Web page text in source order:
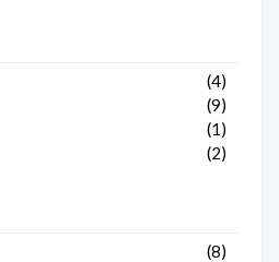
(4)
(9)
(1)
(2)
(8)